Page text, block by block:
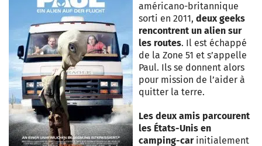
américano-britannique
sorti en 2011, deux geeks
rencontrent un alien sur
les routes. Il est échappé
de la Zone 51 et s’appelle
Paul. Ils se donnent alors
pour mission de l’aider à
quitter la terre.
Les deux amis parcourent
les États-Unis en
camping-carinitialement